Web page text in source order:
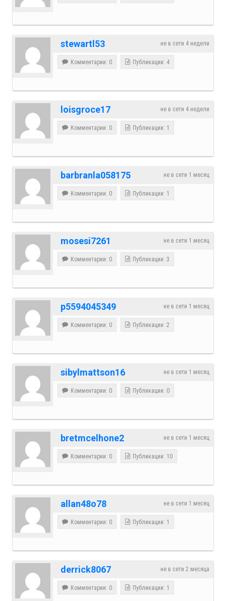
не в сети 4 недели
stewartl53
Комментарии: 0 Публикации: 4
не в сети 4 недели
loisgroce17
Комментарии: 0 Публикации: 1
не в сети 1 месяц
barbranla058175
Комментарии: 0 Публикации: 1
не в сети 1 месяц
mosesi7261
Комментарии: 0 Публикации: 3
не в сети 1 месяц
p5594045349
Комментарии: 0 Публикации: 2
не в сети 1 месяц
sibylmattson16
Комментарии: 0 Публикации: 0
не в сети 1 месяц
bretmcelhone2
Комментарии: 0 Публикации: 10
не в сети 1 месяц
allan48o78
Комментарии: 0 Публикации: 1
не в сети 2 месяца
derrick8067
Комментарии: 0 Публикации: 1